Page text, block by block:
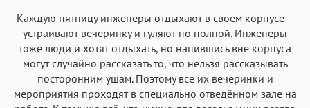
Каждую пятницу инженеры отдыхают в своем корпусе –
устраивают вечеринку и гуляют по полной. Инженеры
тоже люди и хотят отдыхать, но напившись вне корпуса
могут случайно рассказать то, что нельзя рассказывать
посторонним ушам. Поэтому все их вечеринки и
мероприятия проходят в специально отведённом зале на